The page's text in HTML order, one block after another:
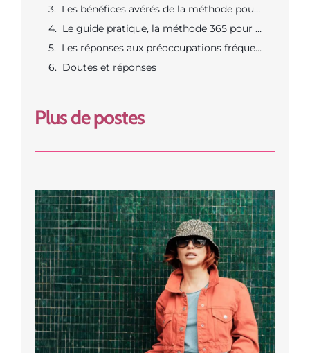
Les bénéfices avérés de la méthode pour l’équilibre au féminin
Le guide pratique, la méthode 365 pour apaiser le stress au quotidien
Les réponses aux préoccupations fréquentes et ajustements pour chaque femme
Doutes et réponses
Plus de postes